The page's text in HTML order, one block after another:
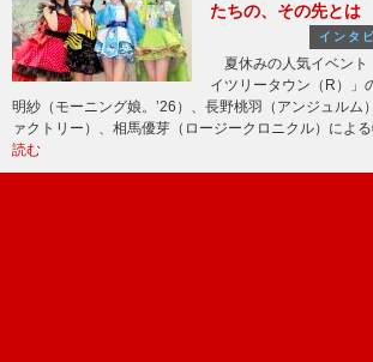
たちの、その先とは
インタ
夏休みの人気イベント
イツリータウン（R）」
明紗（モーニング娘。’26）、長野桃羽（アンジュルム
ァクトリー）、相馬優芽（ロージークロニクル）によ
読む